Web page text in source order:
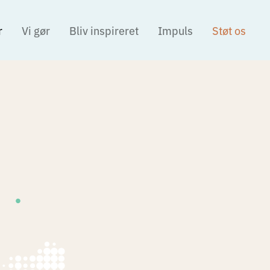
Vi gør Bliv inspireret Impuls Støt os